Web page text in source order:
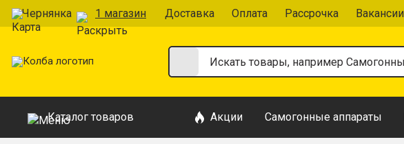
Чернянка 1 магазин Доставка Оплата Рассрочка Вакансии
Каталог товаров Акции Самогонные аппараты